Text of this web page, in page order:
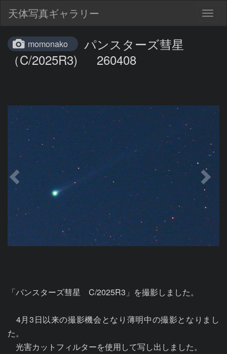
天体写真ギャラリー
momonako
パンスターズ彗星
（C/2025R3) 260408
「パンスターズ彗星　C/2025R3」を撮影しました。
4月3日以来の撮影機会となり薄明中の撮影となりまし
た。
光害カットフィルターを使用して写し出しました。